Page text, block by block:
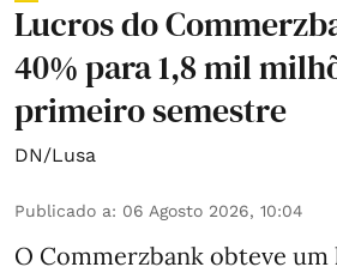
Lucros do
40% para 1,8 mil
primeiro semestre
DN/Lusa
Publicado a: 06 Agosto 2026, 10:04
O Commerzbank obteve um